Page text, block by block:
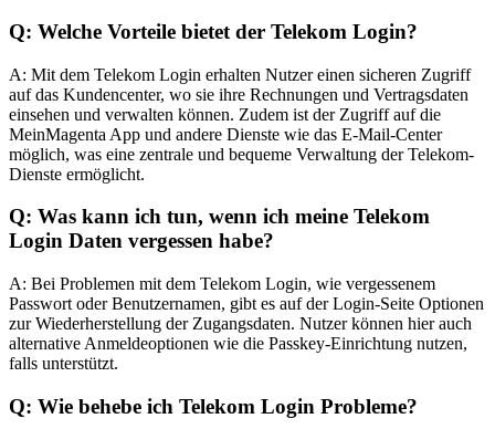
Q: Welche Vorteile bietet der Telekom Login?
A: Mit dem Telekom Login erhalten Nutzer einen sicheren Zugriff
auf das Kundencenter, wo sie ihre Rechnungen und Vertragsdaten
einsehen und verwalten können. Zudem ist der Zugriff auf die
MeinMagenta App und andere Dienste wie das E-Mail-Center
möglich, was eine zentrale und bequeme Verwaltung der Telekom-
Dienste ermöglicht.
Q: Was kann ich tun, wenn ich meine Telekom
Login Daten vergessen habe?
A: Bei Problemen mit dem Telekom Login, wie vergessenem
Passwort oder Benutzernamen, gibt es auf der Login-Seite Optionen
zur Wiederherstellung der Zugangsdaten. Nutzer können hier auch
alternative Anmeldeoptionen wie die Passkey-Einrichtung nutzen,
falls unterstützt.
Q: Wie behebe ich Telekom Login Probleme?